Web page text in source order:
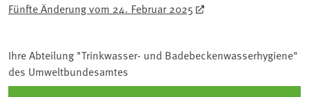
Fünfte Änderung vom 24. Februar 2025
Ihre Abteilung "Trinkwasser- und Badebeckenwasserhygiene"
des Umweltbundesamtes